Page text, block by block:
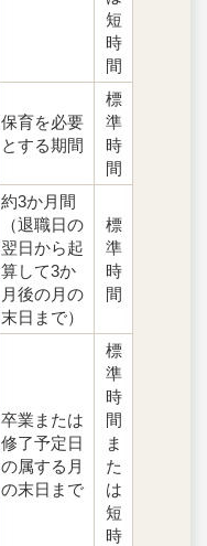
短
時
間
保育を必要
とする期間
標
準
時
間
約3か月間
（退職日の
翌日から起
算して3か
月後の月の
末日まで）
標
準
時
間
卒業または
修了予定日
の属する月
の末日まで
標
準
時
間
ま
た
は
短
時